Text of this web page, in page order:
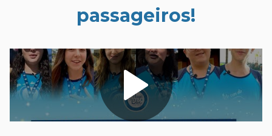
passageiros!